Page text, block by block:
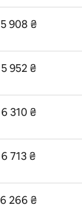
5 908 ₴
5 952 ₴
6 310 ₴
6 713 ₴
6 266 ₴